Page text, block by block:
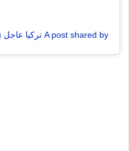
A post shared by تركيا عاجل Urgent Turkey (@urgent.turkey)